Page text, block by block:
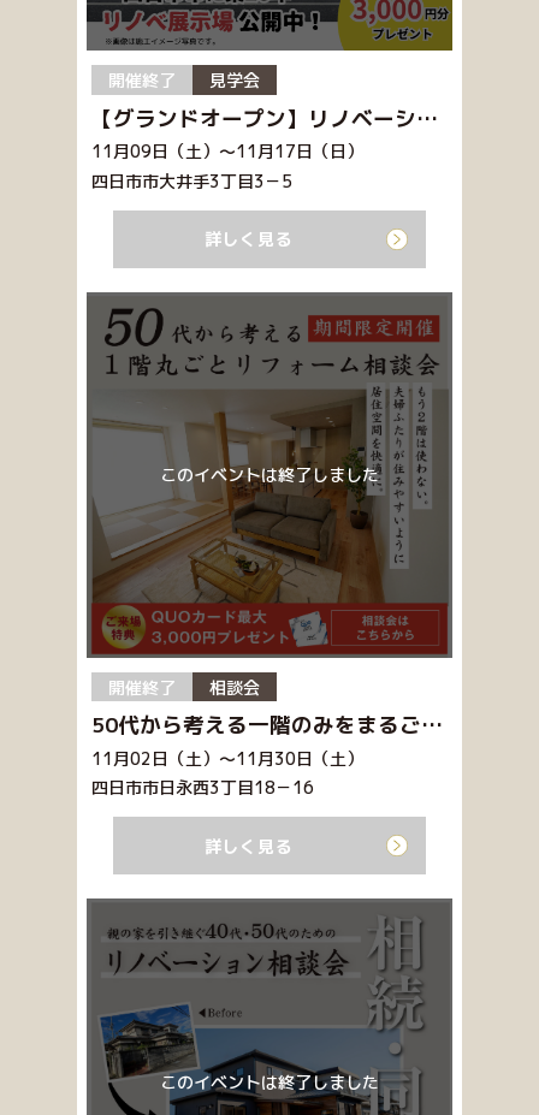
開催終了 見学会
【グランドオープン】リノベーションモデルハウス見学会
11月09日（土）～11月17日（日）
四日市市大井手3丁目3－5
詳しく見る
開催終了 相談会
50代から考える一階のみをまるごとリフォーム相談会開催！
11月02日（土）～11月30日（土）
四日市市日永西3丁目18－16
詳しく見る